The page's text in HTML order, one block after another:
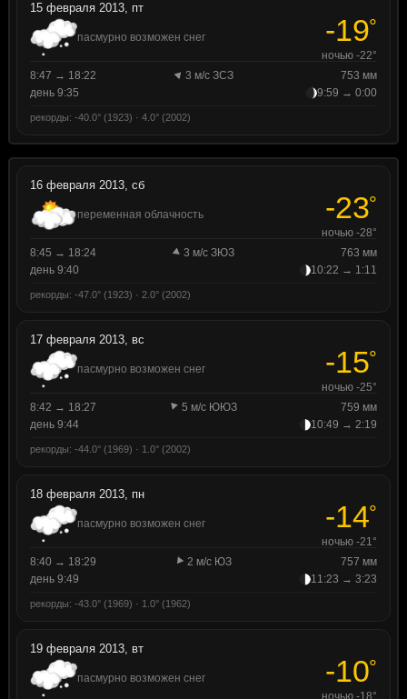
15 февраля 2013, пт
пасмурно возможен снег -19°
ночью -22°
8:47 → 18:22
3 м/с ЗСЗ
753 мм
день 9:35
9:59 → 0:00
рекорды: -40.0° (1923) · 4.0° (2002)
16 февраля 2013, сб
переменная облачность -23°
ночью -28°
8:45 → 18:24
3 м/с ЗЮЗ
763 мм
день 9:40
10:22 → 1:11
рекорды: -47.0° (1923) · 2.0° (2002)
17 февраля 2013, вс
пасмурно возможен снег -15°
ночью -25°
8:42 → 18:27
5 м/с ЮЮЗ
759 мм
день 9:44
10:49 → 2:19
рекорды: -44.0° (1969) · 1.0° (2002)
18 февраля 2013, пн
пасмурно возможен снег -14°
ночью -21°
8:40 → 18:29
2 м/с ЮЗ
757 мм
день 9:49
11:23 → 3:23
рекорды: -43.0° (1969) · 1.0° (1962)
19 февраля 2013, вт
пасмурно возможен снег -10°